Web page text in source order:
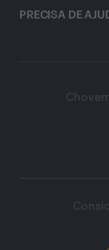
PRECISA DE